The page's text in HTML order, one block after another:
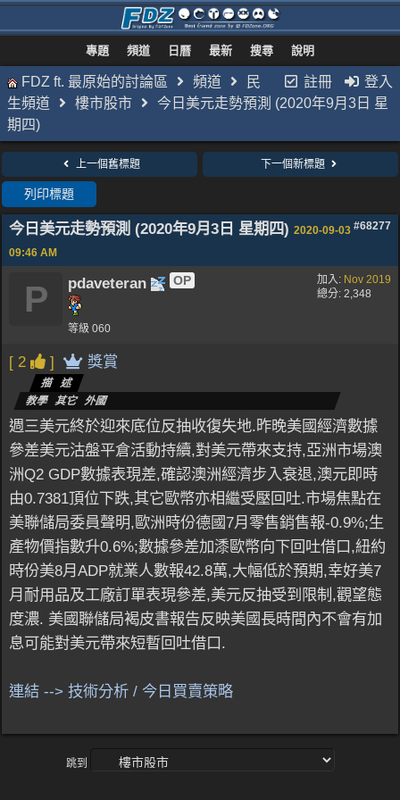
專題 頻道 日曆 最新 搜尋 說明
註冊 登入
FDZ ft. 最原始的討論區 頻道
民
生頻道
樓市股市
今日美元走勢預測 (2020年9月3日 星
期四)
上一個舊標題 下一個新標題
列印標題
今日美元走勢預測 (2020年9月3日 星期四) #68277
2020-09-03
09:46 AM
加入: Nov 2019
總分: 2,348
P pdaveteran OP
等級 060
[ 2 ] 獎賞
描述
教學 其它 外國
週三美元終於迎來底位反抽收復失地.昨晚美國經濟數據
參差美元沽盤平倉活動持續,對美元帶來支持,亞洲市場澳
洲Q2 GDP數據表現差,確認澳洲經濟步入衰退,澳元即時
由0.7381頂位下跌,其它歐幣亦相繼受壓回吐.市場焦點在
美聯儲局委員聲明,歐洲時份德國7月零售銷售報-0.9%;生
產物價指數升0.6%;數據參差加潻歐幣向下回吐借口,紐約
時份美8月ADP就業人數報42.8萬,大幅低於預期,幸好美7
月耐用品及工廠訂單表現參差,美元反抽受到限制,觀望態
度濃. 美國聯儲局褐皮書報告反映美國長時間內不會有加
息可能對美元帶來短暫回吐借口.
連結 --> 技術分析 / 今日買賣策略
跳到